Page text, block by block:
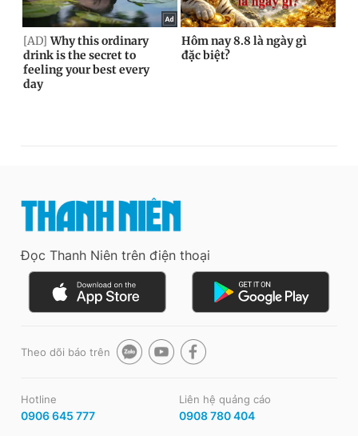
Đọc Thanh Niên trên điện thoại
Theo dõi báo trên
Hotline
0906 645 777
Liên hệ quảng cáo
0908 780 404